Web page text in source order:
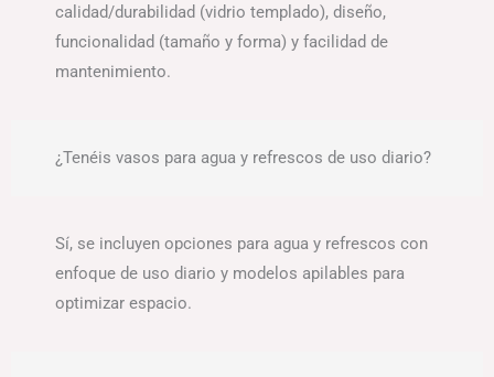
calidad/durabilidad (vidrio templado), diseño,
funcionalidad (tamaño y forma) y facilidad de
mantenimiento.
¿Tenéis vasos para agua y refrescos de uso diario?
Sí, se incluyen opciones para agua y refrescos con
enfoque de uso diario y modelos apilables para
optimizar espacio.